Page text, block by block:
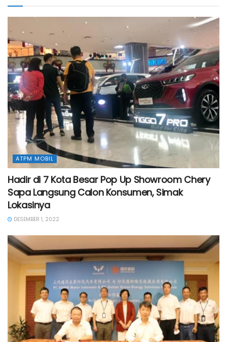
ATPM MOBIL
Hadir di 7 Kota Besar Pop Up Showroom Chery
Sapa Langsung Calon Konsumen, Simak
Lokasinya
DESEMBER 1, 2022